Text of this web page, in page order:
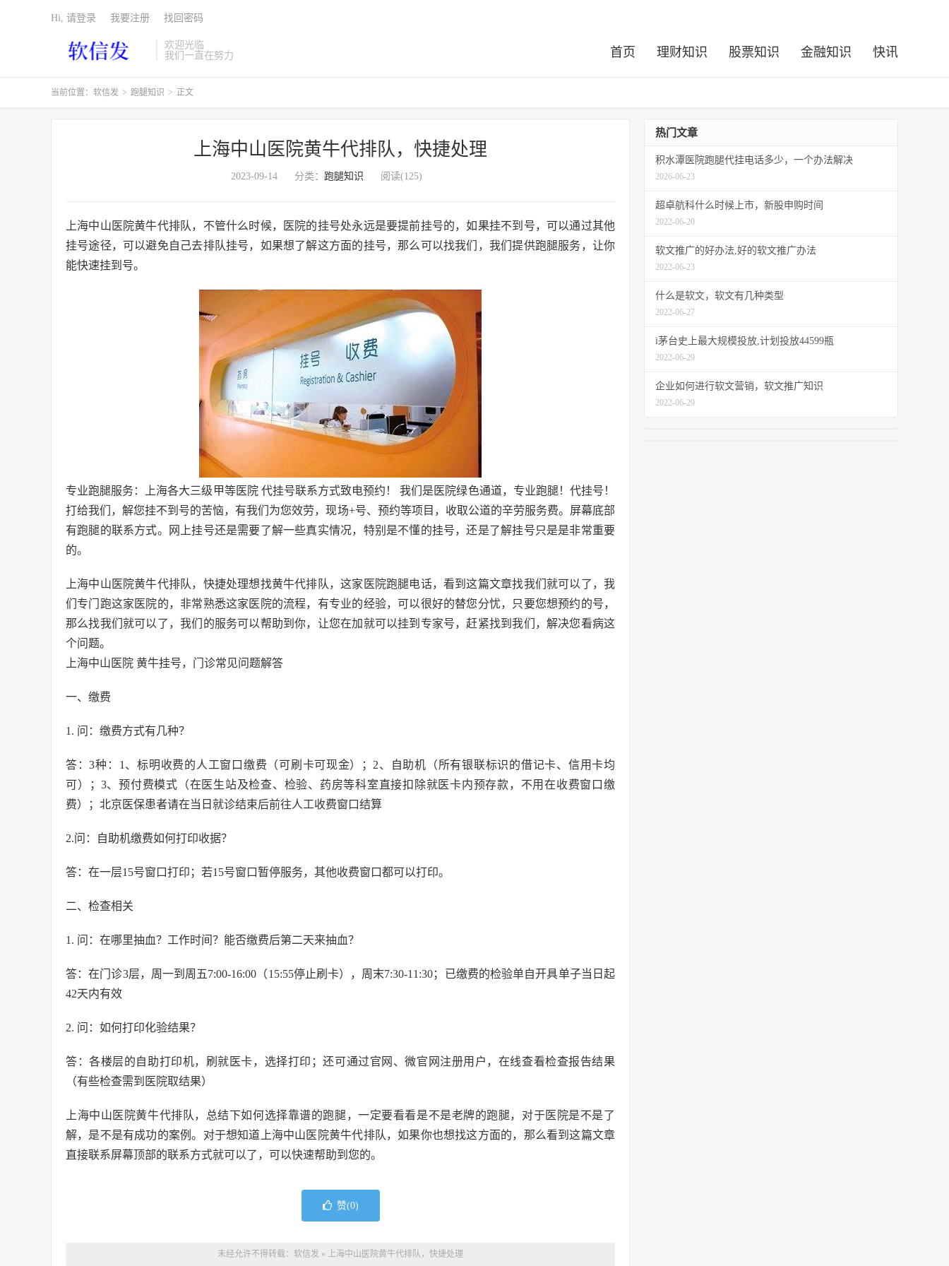
欢迎光临
我们一直在努力
首页 理财知识 股票知识 金融知识 快讯
Hi, 请登录 我要注册 找回密码
当前位置： 软信发 > 跑腿知识 > 正文
上海中山医院黄牛代排队，快捷处理
2023-09-14 分类： 跑腿知识 阅读(125)
上海中山医院黄牛代排队，不管什么时候，医院的挂号处永远是要提前挂号的，如果挂不到号，可以通过其他
挂号途径，可以避免自己去排队挂号，如果想了解这方面的挂号，那么可以找我们，我们提供跑腿服务，让你
能快速挂到号。
专业跑腿服务：上海各大三级甲等医院 代挂号联系方式致电预约！ 我们是医院绿色通道，专业跑腿！代挂号！
打给我们，解您挂不到号的苦恼，有我们为您效劳，现场+号、预约等项目，收取公道的辛劳服务费。屏幕底部
有跑腿的联系方式。网上挂号还是需要了解一些真实情况，特别是不懂的挂号，还是了解挂号只是是非常重要
的。
上海中山医院黄牛代排队，快捷处理想找黄牛代排队，这家医院跑腿电话，看到这篇文章找我们就可以了，我
们专门跑这家医院的，非常熟悉这家医院的流程，有专业的经验，可以很好的替您分忧，只要您想预约的号，
那么找我们就可以了，我们的服务可以帮助到你，让您在加就可以挂到专家号，赶紧找到我们，解决您看病这
个问题。
上海中山医院 黄牛挂号，门诊常见问题解答
一、缴费
1. 问：缴费方式有几种？
答：3种：1、标明收费的人工窗口缴费（可刷卡可现金）；2、自助机（所有银联标识的借记卡、信用卡均
可）；3、预付费模式（在医生站及检查、检验、药房等科室直接扣除就医卡内预存款，不用在收费窗口缴
费）；北京医保患者请在当日就诊结束后前往人工收费窗口结算
2.问：自助机缴费如何打印收据？
答：在一层15号窗口打印；若15号窗口暂停服务，其他收费窗口都可以打印。
二、检查相关
1. 问：在哪里抽血？工作时间？能否缴费后第二天来抽血？
答：在门诊3层，周一到周五7:00-16:00（15:55停止刷卡），周末7:30-11:30；已缴费的检验单自开具单子当日起
42天内有效
2. 问：如何打印化验结果？
答：各楼层的自助打印机，刷就医卡，选择打印；还可通过官网、微官网注册用户，在线查看检查报告结果
（有些检查需到医院取结果）
上海中山医院黄牛代排队，总结下如何选择靠谱的跑腿，一定要看看是不是老牌的跑腿，对于医院是不是了
解，是不是有成功的案例。对于想知道上海中山医院黄牛代排队，如果你也想找这方面的，那么看到这篇文章
直接联系屏幕顶部的联系方式就可以了，可以快速帮助到您的。
赞(0)
未经允许不得转载： 软信发 » 上海中山医院黄牛代排队，快捷处理
热门文章
积水潭医院跑腿代挂电话多少，一个办法解决
2026-06-23
超卓航科什么时候上市，新股申购时间
2022-06-20
软文推广的好办法,好的软文推广办法
2022-06-23
什么是软文，软文有几种类型
2022-06-27
i茅台史上最大规模投放,计划投放44599瓶
2022-06-29
企业如何进行软文营销，软文推广知识
2022-06-29